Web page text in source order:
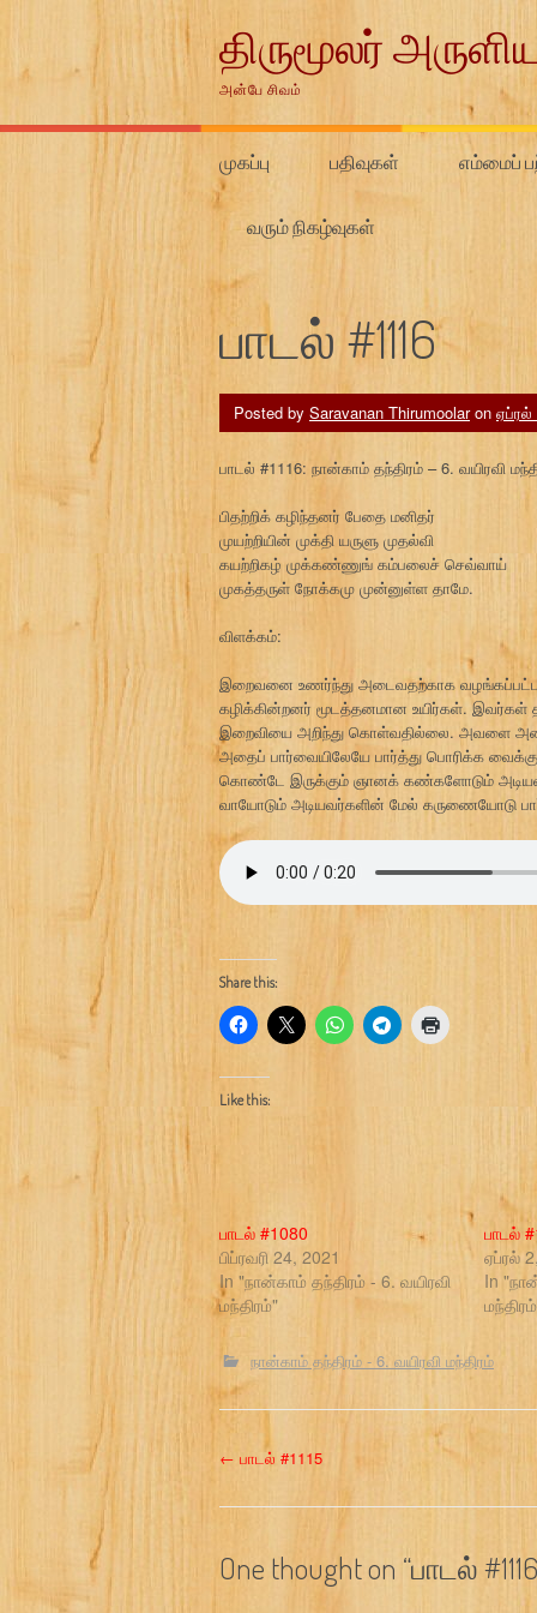
திருமூலர்
அன்பே சிவம்
முகப்பு பதிவுகள் எம்மைப்
வரும் நிகழ்வுகள்
பாடல் #1116
Posted by Saravanan Thirumoolaron ஏப்ரல்
பாடல் #1116: நான்காம் தந்திரம் – 6. வயிரவி
பிதற்றிக் கழிந்தனர் பேதை மனிதர்
முயற்றியின் முக்தி யருளு முதல்வி
கயற்றிகழ் முக்கண்ணுங் கம்பலைச் செவ்வாய்
முகத்தருள் நோக்கமு முன்னுள்ள தாமே.
விளக்கம்:
இறைவனை உணர்ந்து அடைவதற்காக
கழிக்கின்றனர் மூடத்தனமான உயிர்கள். இவர்கள்
இறைவியை அறிந்து கொள்வதில்லை. அவளை
அதைப் பார்வையிலேயே பார்த்து பொரிக்க
கொண்டே இருக்கும் ஞானக் கண்களோடும்
வாயோடும் அடியவர்களின் மேல் கருணையோடு
Share this:
Like this:
பாடல் #1080
பிப்ரவரி 24, 2021
In "நான்காம் தந்திரம் - 6. வயிரவி
மந்திரம்"
பாடல்
ஏப்ரல்
In
நான்காம் தந்திரம் - 6. வயிரவி மந்திரம்
P
o
s
← பாடல் #1115
One thought on “பாடல் #1116